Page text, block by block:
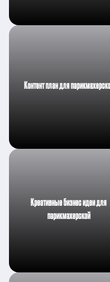
Контент план для
Креативные бизнес идеи для
парикмахерской